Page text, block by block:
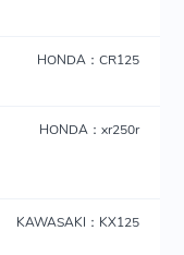
HONDA：CR125
HONDA：xr250r
KAWASAKI：KX125